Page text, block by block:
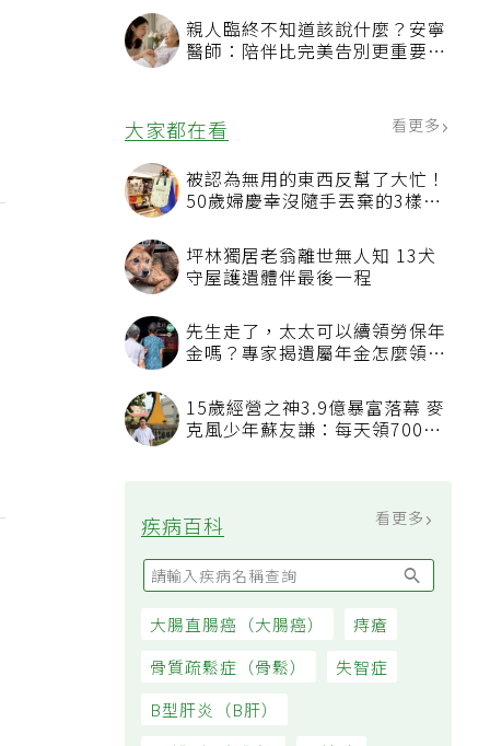
親人臨終不知道該說什麼？安寧
醫師：陪伴比完美告別更重要，
大家都在看
被認為無用的東西反幫了大忙！
50歲婦慶幸沒隨手丟棄的3樣物
坪林獨居老翁離世無人知 13犬
守屋護遺體伴最後一程
先生走了，太太可以續領勞保年
看順位還要看資格
15歲經營之神3.9億暴富落幕 麥
疾病百科